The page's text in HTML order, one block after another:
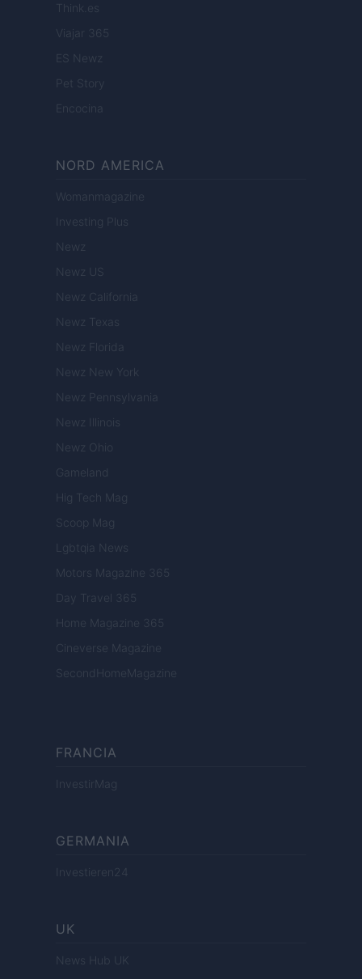
Think.es
Viajar 365
ES Newz
Pet Story
Encocina
NORD AMERICA
Womanmagazine
Investing Plus
Newz
Newz US
Newz California
Newz Texas
Newz Florida
Newz New York
Newz Pennsylvania
Newz Illinois
Newz Ohio
Gameland
Hig Tech Mag
Scoop Mag
Lgbtqia News
Motors Magazine 365
Day Travel 365
Home Magazine 365
Cineverse Magazine
SecondHomeMagazine
FRANCIA
InvestirMag
GERMANIA
Investieren24
UK
News Hub UK